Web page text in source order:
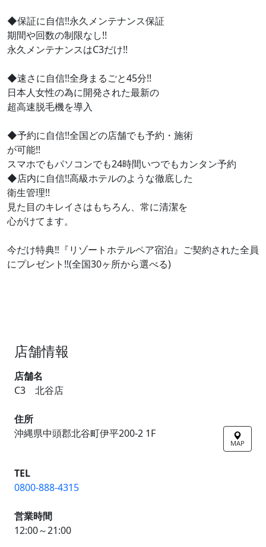
◆保証に自信!!永久メンテナンス保証
期間や回数の制限なし!!
永久メンテナンスはC3だけ!!
◆速さに自信!!全身まるごと45分!!
日本人女性の為に開発された最新の
超高速脱毛機を導入
◆予約に自信!!全国どの店舗でも予約・施術
が可能!!
スマホでもパソコンでも24時間いつでもカンタン予約
◆店内に自信!!高級ホテルのような徹底した
衛生管理!!
見た目のキレイさはもちろん、常に清潔を
心がけてます。
今だけ特典‼『リゾートホテルペア宿泊』ご契約された全員
にプレゼント‼(全国30ヶ所から選べる)
店舗情報
店舗名
C3 北谷店
住所
沖縄県中頭郡北谷町伊平200-2 1F
MAP
TEL
0800-888-4315
営業時間
12:00～21:00